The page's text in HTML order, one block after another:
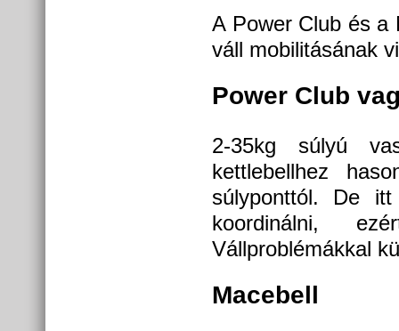
A Power Club és a
váll mobilitásának
Power Club
2-35kg súlyú
kettlebellhez
súlyponttól. De
koordinálni,
Vállproblémákkal
Macebell